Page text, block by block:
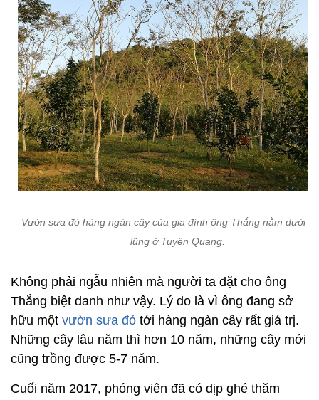
Vườn sưa đỏ hàng ngàn cây của gia đình ông Thắng nằm dưới
lũng ở Tuyên Quang.
Không phải ngẫu nhiên mà người ta đặt cho ông
Thắng biệt danh như vậy. Lý do là vì ông đang sở
hữu một vườn sưa đỏ tới hàng ngàn cây rất giá trị.
Những cây lâu năm thì hơn 10 năm, những cây mới
cũng trồng được 5-7 năm.
Cuối năm 2017, phóng viên đã có dịp ghé thăm